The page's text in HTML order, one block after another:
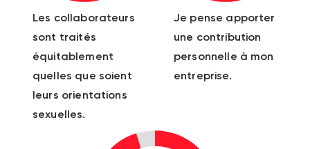
Les collaborateurs
sont traités
équitablement
quelles que soient
leurs orientations
sexuelles.
Je pense apporter
une contribution
personnelle à mon
entreprise.